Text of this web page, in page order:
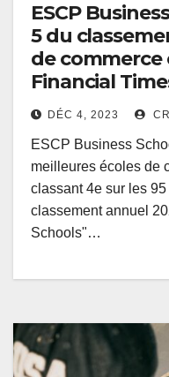
ESCP
5 du
de commerce
Financial
DÉC 4, 2023
ESCP Business
meilleures écoles de
classant 4e sur les
classement annuel
Schools"…